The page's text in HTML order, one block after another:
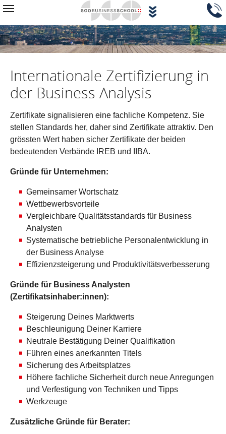
Zum Hauptinhalt springen
Navigationsblock überspringen
Toggle navigation
Internationale Zertifizierung in
der Business Analysis
Zertifikate signalisieren eine fachliche Kompetenz. Sie
stellen Standards her, daher sind Zertifikate attraktiv. Den
grössten Wert haben sicher Zertifikate der beiden
bedeutenden Verbände IREB und IIBA.
Gründe für Unternehmen:
Gemeinsamer Wortschatz
Wettbewerbsvorteile
Vergleichbare Qualitätsstandards für Business
Analysten
Systematische betriebliche Personalentwicklung in
der Business Analyse
Effizienzsteigerung und Produktivitätsverbesserung
Gründe für Business Analysten
(Zertifikatsinhaber:innen):
Steigerung Deines Marktwerts
Beschleunigung Deiner Karriere
Neutrale Bestätigung Deiner Qualifikation
Führen eines anerkannten Titels
Sicherung des Arbeitsplatzes
Höhere fachliche Sicherheit durch neue Anregungen
und Verfestigung von Techniken und Tipps
Werkzeuge
Zusätzliche Gründe für Berater: